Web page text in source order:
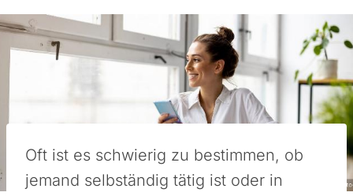
Oft ist es schwierig zu bestimmen, ob
jemand selbständig tätig ist oder in